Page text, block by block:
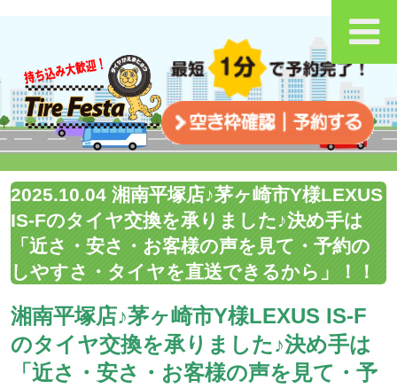
2025.10.04 湘南平塚店♪茅ヶ崎市Y様LEXUS
IS-Fのタイヤ交換を承りました♪決め手は
「近さ・安さ・お客様の声を見て・予約の
しやすさ・タイヤを直送できるから」！！
湘南平塚店♪茅ヶ崎市Y様LEXUS IS-F
のタイヤ交換を承りました♪決め手は
「近さ・安さ・お客様の声を見て・予